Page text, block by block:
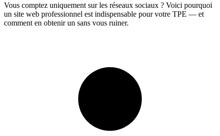
Vous comptez uniquement sur les réseaux sociaux ? Voici pourquoi
un site web professionnel est indispensable pour votre TPE — et
comment en obtenir un sans vous ruiner.